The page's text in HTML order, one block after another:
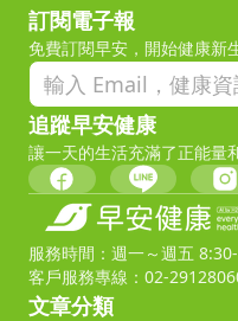
訂閱電子報
免費訂閱早安，開始健康新
追蹤早安健康
讓一天的生活充滿了正能量
服務時間：週一～週五
客戶服務專線：02-
文章分類